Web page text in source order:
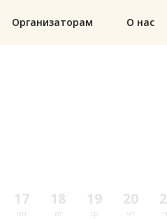
Организаторам О нас
17
пн
18
вт
19
ср
20
чт